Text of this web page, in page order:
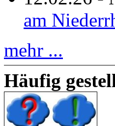
am
mehr ...
Häufig